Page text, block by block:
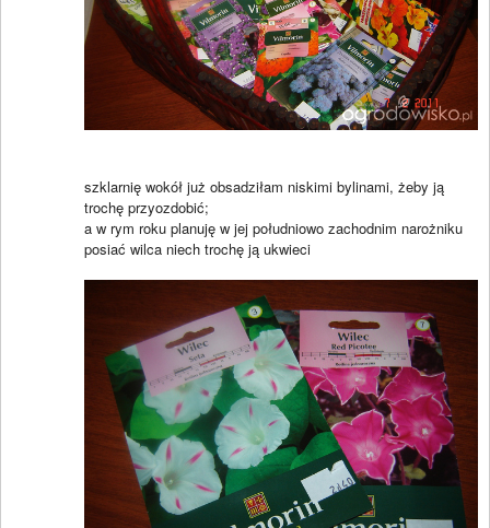
szklarnię wokół już obsadziłam niskimi bylinami, żeby ją
trochę przyozdobić;
a w rym roku planuję w jej południowo zachodnim narożniku
posiać wilca niech trochę ją ukwieci